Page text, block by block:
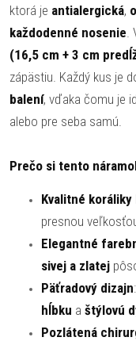
ktorá je antialergická,
každodenné nosenie.
(16,5 cm + 3 cm
zápästiu. Každý kus je
balení, vďaka čomu je
alebo pre seba samú.
Prečo si tento
Kvalitné koráliky
presnou
Elegantné
sivej a zlatej
Päťradový dizajn
hĺbku a štýlovú
Pozlátená